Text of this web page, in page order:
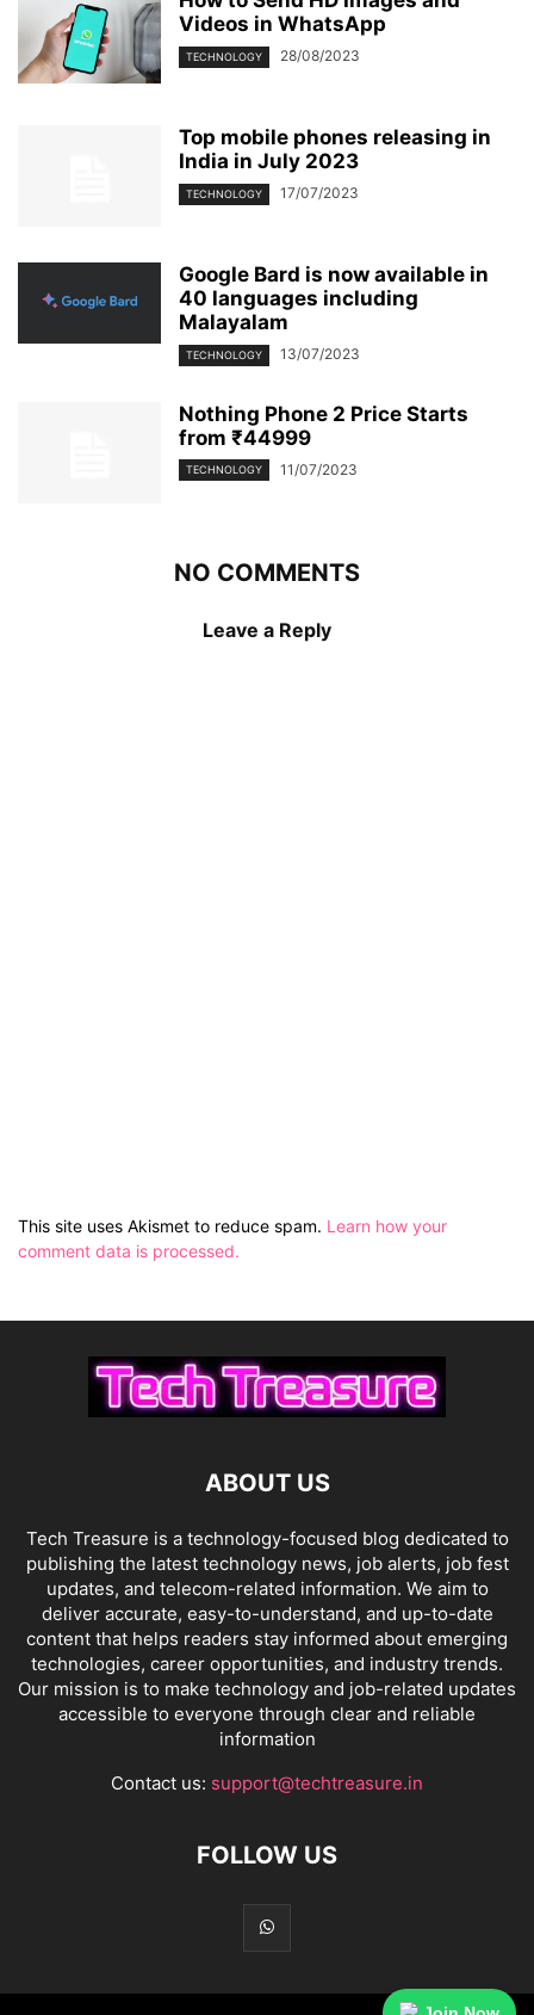
Videos in WhatsApp
TECHNOLOGY 28/08/2023
Top mobile phones releasing in
India in July 2023
TECHNOLOGY 17/07/2023
Google Bard is now available in
40 languages including
Malayalam
TECHNOLOGY 13/07/2023
Nothing Phone 2 Price Starts
from ₹44999
TECHNOLOGY 11/07/2023
NO COMMENTS
Leave a Reply
This site uses Akismet to reduce spam. Learn how your
comment data is processed.
ABOUT US
Tech Treasure is a technology-focused blog dedicated to
publishing the latest technology news, job alerts, job fest
updates, and telecom-related information. We aim to
deliver accurate, easy-to-understand, and up-to-date
content that helps readers stay informed about emerging
technologies, career opportunities, and industry trends.
Our mission is to make technology and job-related updates
accessible to everyone through clear and reliable
information
Contact us: support@techtreasure.in
FOLLOW US